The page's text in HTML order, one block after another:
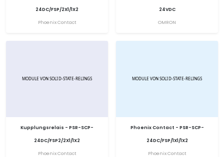
24DC/FSP/2X1/1X2
Phoenix Contact
24VDC
OMRON
Kupplungsrelais - PSR-SCP-
24DC/FSP2/2X1/1X2
Phoenix Contact
Phoenix Contact - PSR-SCP-
24DC/FSP/1X1/1X2
Phoenix Contact